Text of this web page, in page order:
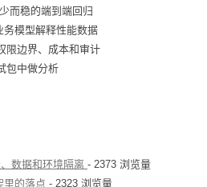
而稳的端到端回归
模型解释性能数据
限边界、成本和审计
包中做分析
数据和环境隔离 - 2373 浏览量
里的落点 - 2323 浏览量